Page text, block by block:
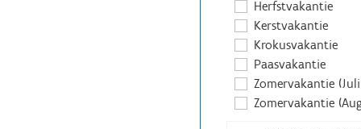
Herfstvakantie
Kerstvakantie
Krokusvakantie
Paasvakantie
Zomervakantie
Zomervakantie